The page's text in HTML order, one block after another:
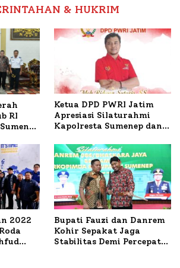
& HUKRIM
RI
Ketua DPD PWRI Jatim
Apresiasi Silaturahmi
Kapolresta Sumenep dan
Ideal Polri-Pers
2022
Bupati Fauzi dan Danrem
Kohir Sepakat Jaga
Stabilitas Demi Percepat